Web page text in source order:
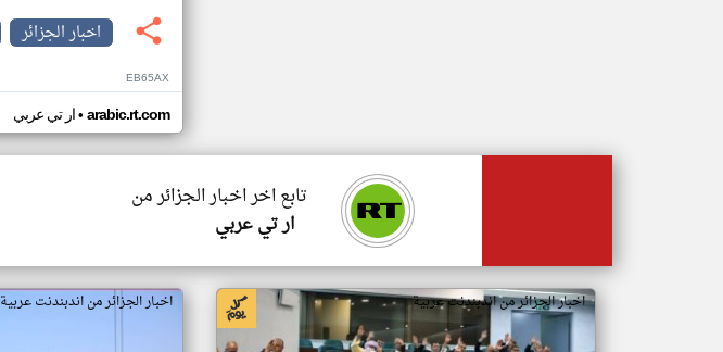
اخبار الجزائر
EB65AX
ار تي عربي• arabic.rt.com
تابع اخر اخبار الجزائر من
ار تي عربي
اخبار الجزائر من اندبندنت عربية اخبار الجزائر من اندبندنت عربية